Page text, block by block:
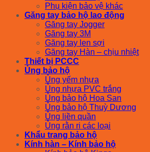
Phụ kiện bảo vệ khác
Găng tay bảo hộ lao động
Găng tay Jogger
Găng tay 3M
Găng tay len sợi
Găng tay Hàn – chịu nhiệt
Thiết bị PCCC
Ủng bảo hộ
Ủng yếm nhựa
Ủng nhựa PVC trắng
Ủng bảo hộ Hoa San
Ủng bảo hộ Thuỳ Dương
Ủng liền quần
Ủng rằn ri các loại
Khẩu trang bảo hộ
Kính hàn – Kính bảo hộ